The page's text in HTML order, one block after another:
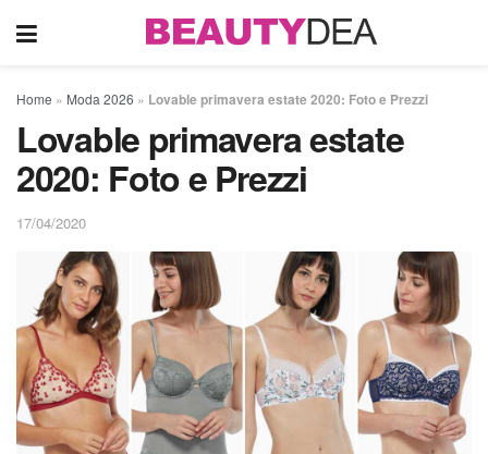
Home » Moda 2026 » Lovable primavera estate 2020: Foto e Prezzi
Lovable primavera estate
2020: Foto e Prezzi
17/04/2020